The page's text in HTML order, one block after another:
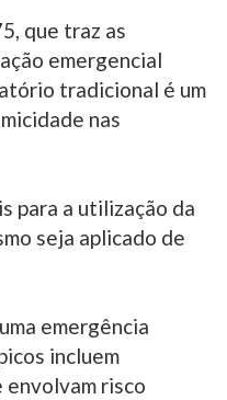
que traz as
emergencial
tradicional é um
nas
para a utilização da
seja aplicado de
emergência
incluem
envolvam risco